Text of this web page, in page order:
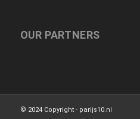
OUR PARTNERS
© 2024 Copyright - parijs10.nl